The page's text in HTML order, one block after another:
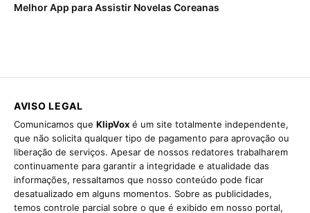
Melhor App para Assistir Novelas Coreanas
AVISO LEGAL
Comunicamos que KlipVox é um site totalmente independente,
que não solicita qualquer tipo de pagamento para aprovação ou
liberação de serviços. Apesar de nossos redatores trabalharem
continuamente para garantir a integridade e atualidade das
informações, ressaltamos que nosso conteúdo pode ficar
desatualizado em alguns momentos. Sobre as publicidades,
temos controle parcial sobre o que é exibido em nosso portal,